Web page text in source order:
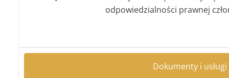
odpowiedzialności prawnej
Dokumenty i